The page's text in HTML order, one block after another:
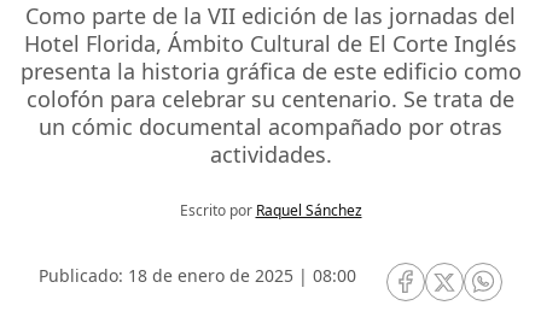
Como parte de la VII edición de las jornadas del
Hotel Florida, Ámbito Cultural de El Corte Inglés
presenta la historia gráfica de este edificio como
colofón para celebrar su centenario. Se trata de
un cómic documental acompañado por otras
actividades.
Escrito por Raquel Sánchez
Publicado: 18 de enero de 2025 | 08:00
RRSS Facebook
RRSSRRSS